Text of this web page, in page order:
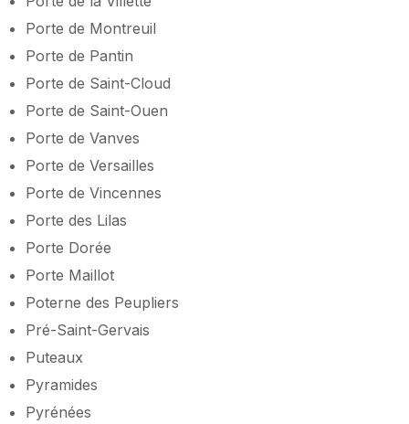
Porte de Montreuil
Porte de Pantin
Porte de Saint-Cloud
Porte de Saint-Ouen
Porte de Vanves
Porte de Versailles
Porte de Vincennes
Porte des Lilas
Porte Dorée
Porte Maillot
Poterne des Peupliers
Pré-Saint-Gervais
Puteaux
Pyramides
Pyrénées